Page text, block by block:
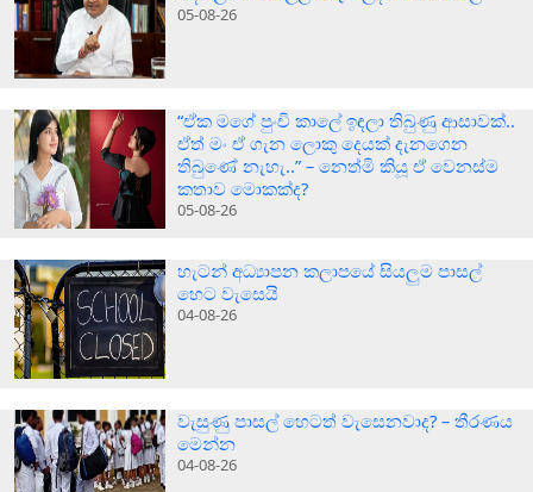
05-08-26
“ඒක මගේ පුංචි කාලේ ඉඳලා තිබුණු ආසාවක්..
ඒත් මං ඒ ගැන ලොකු දෙයක් දැනගෙන
තිබුණේ නැහැ..” – නෙත්මි කියූ ඒ වෙනස්ම
කතාව මොකක්ද?
05-08-26
හැටන් අධ්‍යාපන කලාපයේ සියලුම පාසල්
හෙට වැසෙයි
04-08-26
වැසුණු පාසල් හෙටත් වැසෙනවාද? – තීරණය
මෙන්න
04-08-26